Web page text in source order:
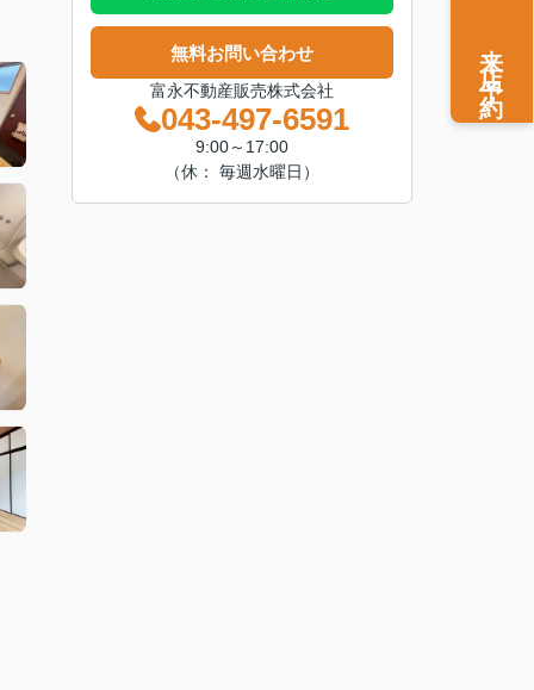
無料お問い合わせ
富永不動産販売株式会社
043-497-6591
9:00～17:00
（休： 毎週水曜日）
来店予約